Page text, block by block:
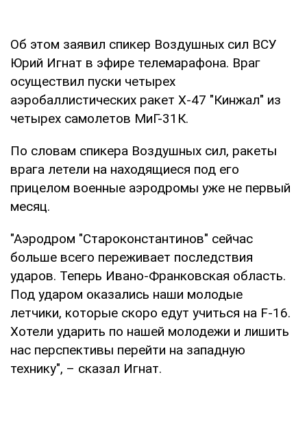
Об этом заявил спикер Воздушных сил ВСУ
Юрий Игнат в эфире телемарафона. Враг
осуществил пуски четырех
аэробаллистических ракет Х-47 "Кинжал" из
четырех самолетов МиГ-31К.
По словам спикера Воздушных сил, ракеты
врага летели на находящиеся под его
прицелом военные аэродромы уже не первый
месяц.
"Аэродром "Староконстантинов" сейчас
больше всего переживает последствия
ударов. Теперь Ивано-Франковская область.
Под ударом оказались наши молодые
летчики, которые скоро едут учиться на F-16.
Хотели ударить по нашей молодежи и лишить
нас перспективы перейти на западную
технику", – сказал Игнат.